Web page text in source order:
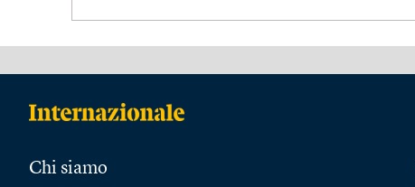
Chi siamo